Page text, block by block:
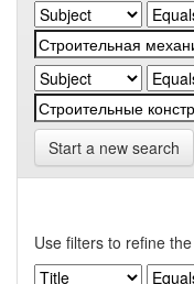
Start a new search
Use filters to refine